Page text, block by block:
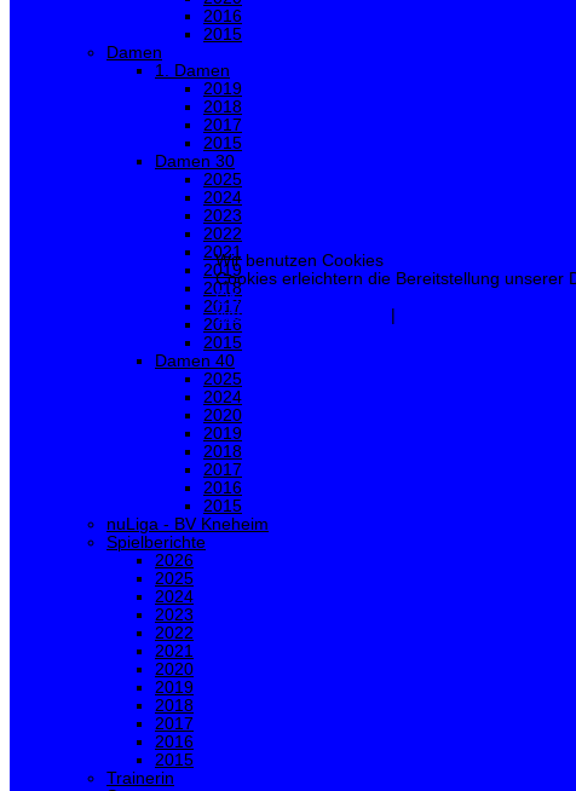
2016
2015
Damen
1. Damen
2019
2018
2017
2015
Damen 30
2025
2024
2023
2022
2021
2019
2018
2017
2016
2015
Damen 40
2025
2024
2020
2019
2018
2017
2016
2015
nuLiga - BV Kneheim
Spielberichte
2026
2025
2024
2023
2022
2021
2020
2019
2018
2017
2016
2015
Trainerin
Wir benutzen Cookies
Cookies erleichtern die Bereitstellung unserer
OK
Weitere Informationen